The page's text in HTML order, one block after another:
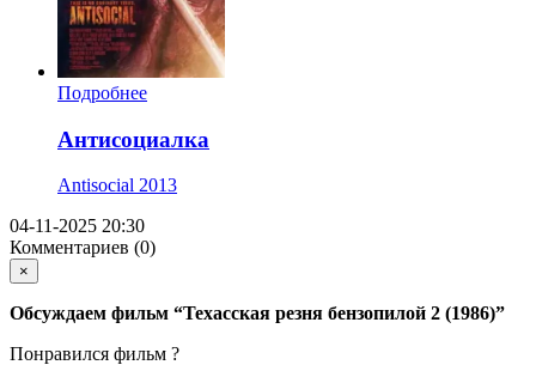
Подробнее
Антисоциалка
Antisocial 2013
04-11-2025 20:30
Комментариев (0)
×
Обсуждаем фильм “Техасская резня бензопилой 2 (1986)”
Понравился фильм ?